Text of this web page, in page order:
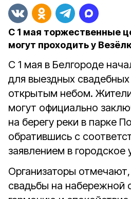
С 1 мая торжественные
могут проходить у
С 1 мая в Белгороде
для выездных
открытым небом.
могут официально
на берегу реки в парке
обратившись с
заявлением в
Организаторы
свадьбы на набережной